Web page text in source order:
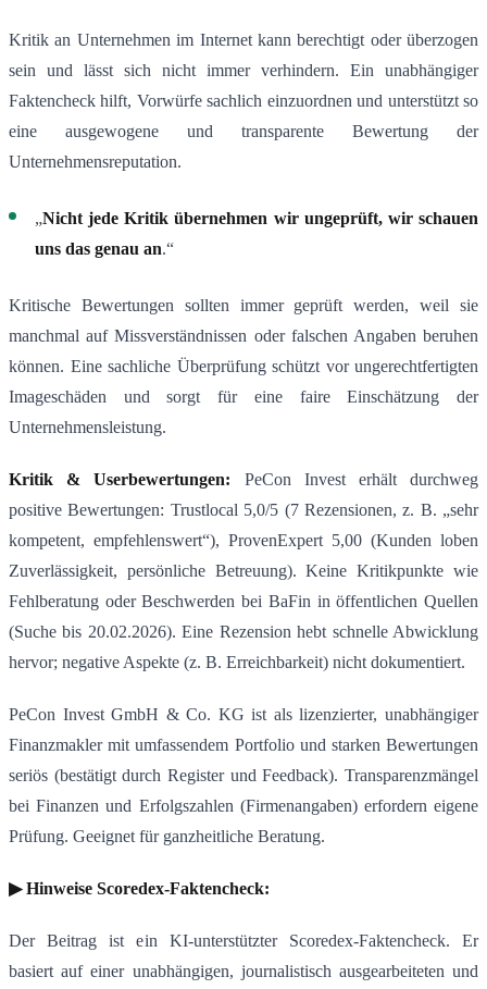
Kritik an Unternehmen im Internet kann berechtigt oder überzogen
sein und lässt sich nicht immer verhindern. Ein unabhängiger
Faktencheck hilft, Vorwürfe sachlich einzuordnen und unterstützt so
eine ausgewogene und transparente Bewertung der
Unternehmensreputation.
„Nicht jede Kritik übernehmen wir ungeprüft, wir schauen
uns das genau an.“
Kritische Bewertungen sollten immer geprüft werden, weil sie
manchmal auf Missverständnissen oder falschen Angaben beruhen
können. Eine sachliche Überprüfung schützt vor ungerechtfertigten
Imageschäden und sorgt für eine faire Einschätzung der
Unternehmensleistung.
Kritik & Userbewertungen: PeCon Invest erhält durchweg
positive Bewertungen: Trustlocal 5,0/5 (7 Rezensionen, z. B. „sehr
kompetent, empfehlenswert“), ProvenExpert 5,00 (Kunden loben
Zuverlässigkeit, persönliche Betreuung). Keine Kritikpunkte wie
Fehlberatung oder Beschwerden bei BaFin in öffentlichen Quellen
(Suche bis 20.02.2026). Eine Rezension hebt schnelle Abwicklung
hervor; negative Aspekte (z. B. Erreichbarkeit) nicht dokumentiert.
PeCon Invest GmbH & Co. KG ist als lizenzierter, unabhängiger
Finanzmakler mit umfassendem Portfolio und starken Bewertungen
seriös (bestätigt durch Register und Feedback). Transparenzmängel
bei Finanzen und Erfolgszahlen (Firmenangaben) erfordern eigene
Prüfung. Geeignet für ganzheitliche Beratung.
▶ Hinweise Scoredex-Faktencheck:
Der Beitrag ist ein KI-unterstützter Scoredex-Faktencheck. Er
basiert auf einer unabhängigen, journalistisch ausgearbeiteten und